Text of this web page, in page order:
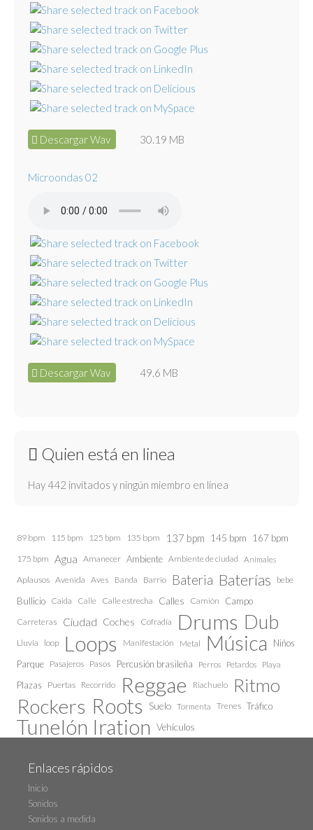
Descargar Wav 30.19 MB
Microondas 02
Descargar Wav 49.6 MB
Quien está en linea
Hay 442 invitados y ningún miembro en línea
89 bpm 115 bpm 125 bpm 135 bpm 137 bpm 145 bpm 167 bpm
175 bpm Agua Amanecer Ambiente Ambiente de ciudad Animales
Aplausos Avenida Aves Banda Barrio Bateria Baterías bebe
Bullicio Caida Calle Calle estrecha Calles Camión Campo
Carreteras Ciudad Coches Cofradía Drums Dub
Lluvia loop Loops Manifestación Metal Música
Niños
Parque Pasajeros Pasos Percusión brasileña Perros Petardos Playa
Plazas Puertas Recorrido Reggae Riachuelo Ritmo
Rockers Roots Suelo Tormenta Trenes Tráfico
Tunelón Iration Vehículos
Enlaces rápidos
Inicio
Sonidos
Sonidos a medida